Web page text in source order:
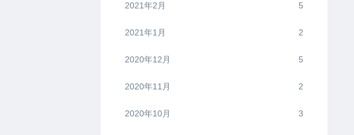
2021年2月 5
2021年1月 2
2020年12月 5
2020年11月 2
2020年10月 3